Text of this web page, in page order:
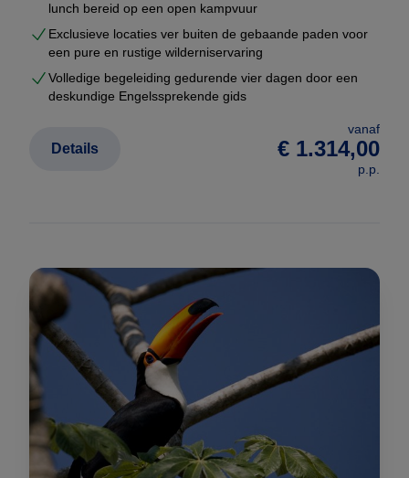
lunch bereid op een open kampvuur
Exclusieve locaties ver buiten de gebaande paden voor
een pure en rustige wilderniservaring
Volledige begeleiding gedurende vier dagen door een
deskundige Engelssprekende gids
vanaf
€ 1.314,00
p.p.
Details